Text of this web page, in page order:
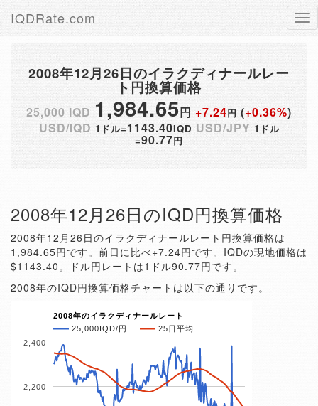
IQDRate.com
2008年12月26日のイラクディナールレー
ト円換算価格
25,000 IQD 1,984.65円+7.24円 (+0.36%)
USD/IQD 1ドル=1143.40IQD USD/JPY 1ドル
=90.77円
2008年12月26日のIQD円換算価格
2008年12月26日のイラクディナールレート円換算価格は
1,984.65円です。前日に比べ+7.24円です。IQDの現地価格は
$1143.40。ドル円レートは1ドル90.77円です。
2008年のIQD円換算価格チャートは以下の通りです。
2008年のイラクディナールレート
25,000IQD/円
25日平均
2,200
2,400